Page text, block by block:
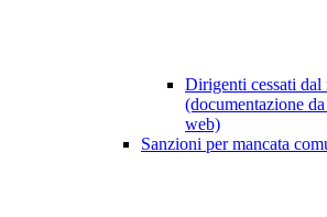
Dirigenti cessati
(documentazione
web)
Sanzioni per mancata